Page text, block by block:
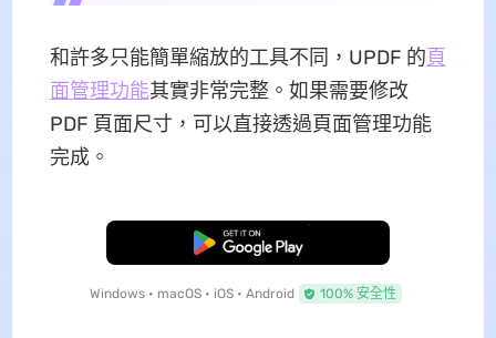
和許多只能簡單縮放的工具不同，UPDF 的頁
面管理功能其實非常完整。如果需要修改
PDF 頁面尺寸，可以直接透過頁面管理功能
完成。
免費下載
Windows • macOS • iOS • Android 100% 安全性